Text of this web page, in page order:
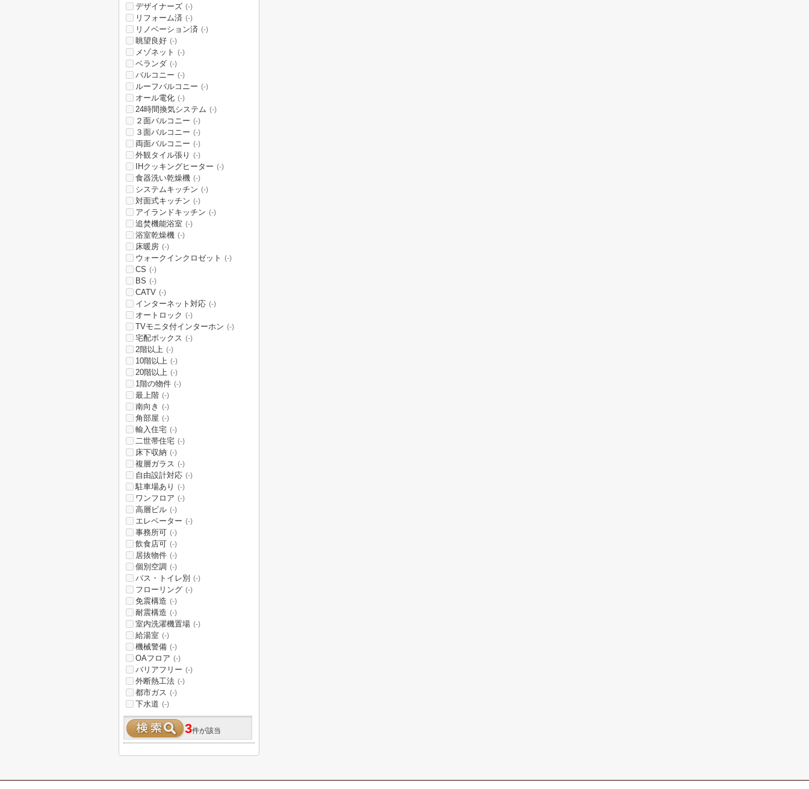
デザイナーズ (-)
リフォーム済 (-)
リノベーション済 (-)
眺望良好 (-)
メゾネット (-)
ベランダ (-)
バルコニー (-)
ルーフバルコニー (-)
オール電化 (-)
24時間換気システム (-)
２面バルコニー (-)
３面バルコニー (-)
両面バルコニー (-)
外観タイル張り (-)
IHクッキングヒーター (-)
食器洗い乾燥機 (-)
システムキッチン (-)
対面式キッチン (-)
アイランドキッチン (-)
追焚機能浴室 (-)
浴室乾燥機 (-)
床暖房 (-)
ウォークインクロゼット (-)
CS (-)
BS (-)
CATV (-)
インターネット対応 (-)
オートロック (-)
TVモニタ付インターホン (-)
宅配ボックス (-)
2階以上 (-)
10階以上 (-)
20階以上 (-)
1階の物件 (-)
最上階 (-)
南向き (-)
角部屋 (-)
輸入住宅 (-)
二世帯住宅 (-)
床下収納 (-)
複層ガラス (-)
自由設計対応 (-)
駐車場あり (-)
ワンフロア (-)
高層ビル (-)
エレベーター (-)
事務所可 (-)
飲食店可 (-)
居抜物件 (-)
個別空調 (-)
バス・トイレ別 (-)
フローリング (-)
免震構造 (-)
耐震構造 (-)
室内洗濯機置場 (-)
給湯室 (-)
機械警備 (-)
OAフロア (-)
バリアフリー (-)
外断熱工法 (-)
都市ガス (-)
下水道 (-)
3件が該当